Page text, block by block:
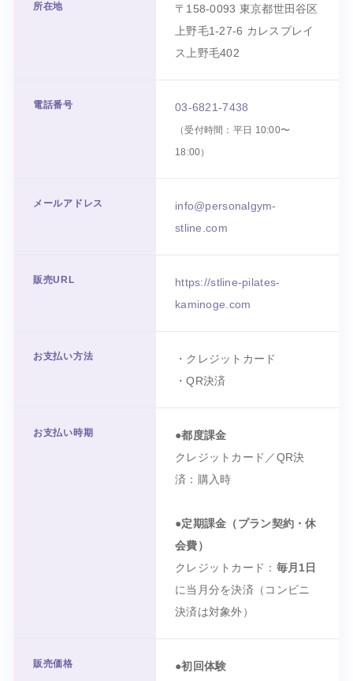
所在地
〒158-0093 東京都世田谷区
上野毛1-27-6 カレスプレイ
ス上野毛402
電話番号 03-6821-7438
（受付時間：平日 10:00〜
18:00）
メールアドレス
info@personalgym-
stline.com
販売URL
https://stline-pilates-
kaminoge.com
お支払い方法
・クレジットカード
・QR決済
お支払い時期
●都度課金
クレジットカード／QR決
済：購入時
●定期課金（プラン契約・休
会費）
クレジットカード： 毎月1日
に当月分を決済（コンビニ
決済は対象外）
販売価格
●初回体験